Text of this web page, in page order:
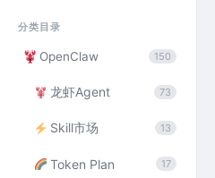
分类目录
OpenClaw 150
龙虾Agent 73
Skill市场 13
Token Plan 17